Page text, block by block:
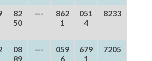
82
50
—-
862
1
051
4
8233
08
89
—-
059
6
679
1
7205